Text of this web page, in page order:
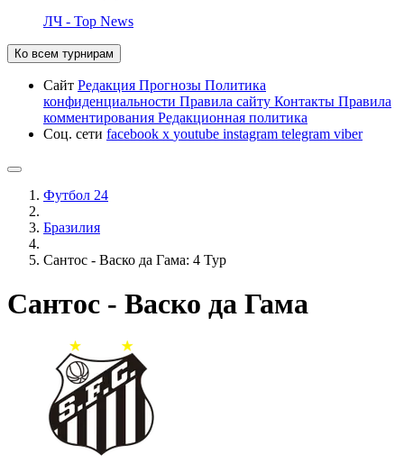
ЛЧ - Top News
Ко всем турнирам
Сайт Редакция Прогнозы Политика
конфиденциальности Правила сайту Контакты Правила
комментирования Редакционная политика
Соц. сети facebook x youtube instagram telegram viber
Футбол 24
Бразилия
Сантос - Васко да Гама: 4 Тур
Сантос - Васко да Гама